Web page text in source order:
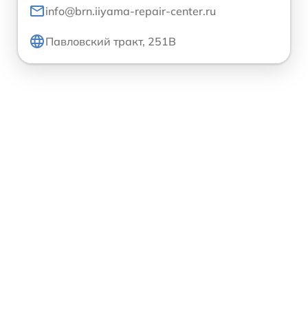
info@brn.iiyama-repair-center.ru
Павловский тракт, 251В